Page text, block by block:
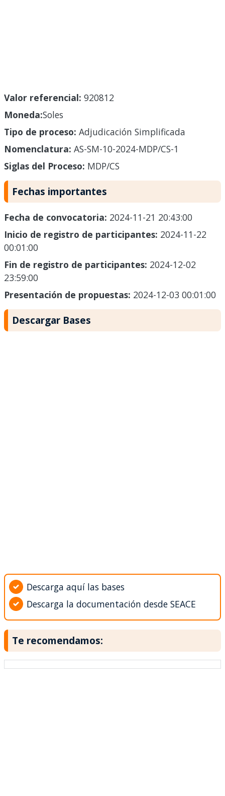
Valor referencial: 920812
Moneda:Soles
Tipo de proceso: Adjudicación Simplificada
Nomenclatura: AS-SM-10-2024-MDP/CS-1
Siglas del Proceso: MDP/CS
Fechas importantes
Fecha de convocatoria: 2024-11-21 20:43:00
Inicio de registro de participantes: 2024-11-22
00:01:00
Fin de registro de participantes: 2024-12-02
23:59:00
Presentación de propuestas: 2024-12-03 00:01:00
Descargar Bases
Descarga aquí las bases
Descarga la documentación desde SEACE
Te recomendamos: